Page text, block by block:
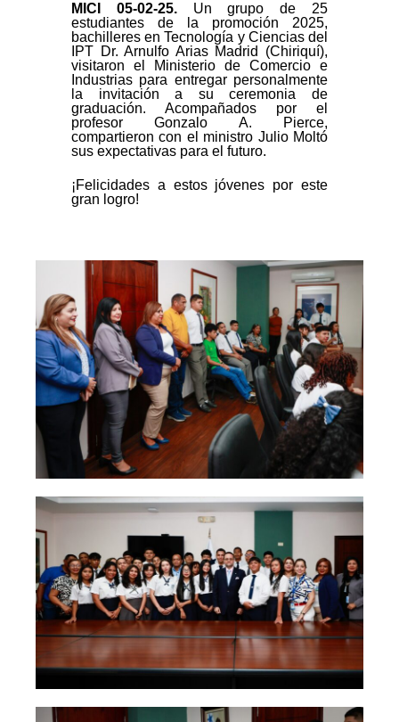
MICI 05-02-25. Un grupo de 25
estudiantes de la promoción 2025,
bachilleres en Tecnología y Ciencias del
IPT Dr. Arnulfo Arias Madrid (Chiriquí),
visitaron el Ministerio de Comercio e
Industrias para entregar personalmente
la invitación a su ceremonia de
graduación. Acompañados por el
profesor Gonzalo A. Pierce,
compartieron con el ministro Julio Moltó
sus expectativas para el futuro.
¡Felicidades a estos jóvenes por este
gran logro!